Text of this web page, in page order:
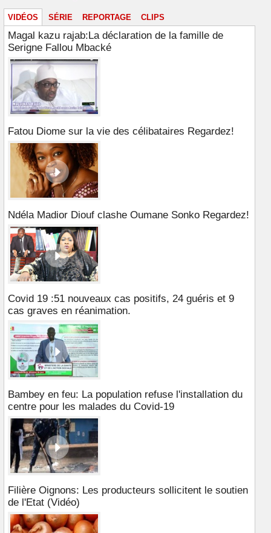
VIDÉOS SÉRIE REPORTAGE CLIPS
Magal kazu rajab:La déclaration de la famille de
Serigne Fallou Mbacké
Fatou Diome sur la vie des célibataires Regardez!
Ndéla Madior Diouf clashe Oumane Sonko Regardez!
Covid 19 :51 nouveaux cas positifs, 24 guéris et 9
cas graves en réanimation.
Bambey en feu: La population refuse l'installation du
centre pour les malades du Covid-19
Filière Oignons: Les producteurs sollicitent le soutien
de l'Etat (Vidéo)